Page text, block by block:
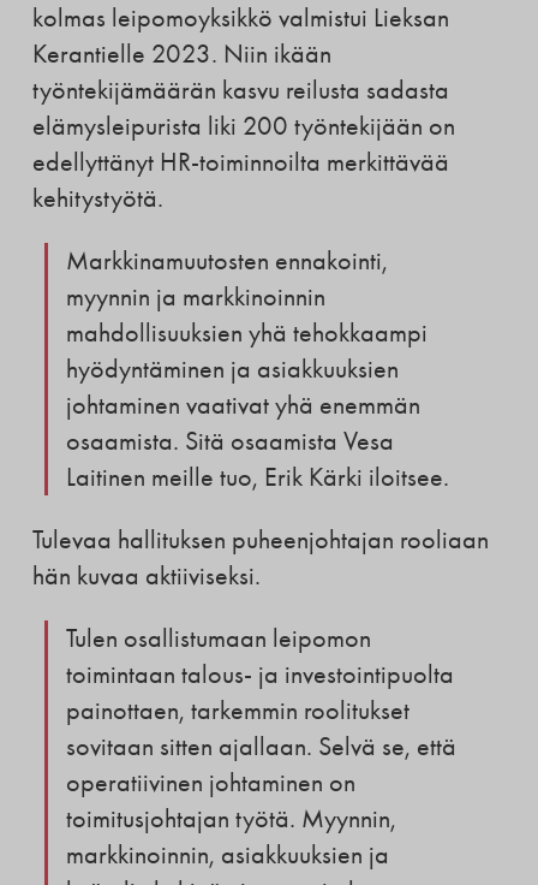
kolmas leipomoyksikkö valmistui Lieksan
Kerantielle 2023. Niin ikään
työntekijämäärän kasvu reilusta sadasta
elämysleipurista liki 200 työntekijään on
edellyttänyt HR-toiminnoilta merkittävää
kehitystyötä.
Markkinamuutosten ennakointi,
myynnin ja markkinoinnin
mahdollisuuksien yhä tehokkaampi
hyödyntäminen ja asiakkuuksien
johtaminen vaativat yhä enemmän
osaamista. Sitä osaamista Vesa
Laitinen meille tuo, Erik Kärki iloitsee.
Tulevaa hallituksen puheenjohtajan rooliaan
hän kuvaa aktiiviseksi.
Tulen osallistumaan leipomon
toimintaan talous- ja investointipuolta
painottaen, tarkemmin roolitukset
sovitaan sitten ajallaan. Selvä se, että
operatiivinen johtaminen on
toimitusjohtajan työtä. Myynnin,
markkinoinnin, asiakkuuksien ja